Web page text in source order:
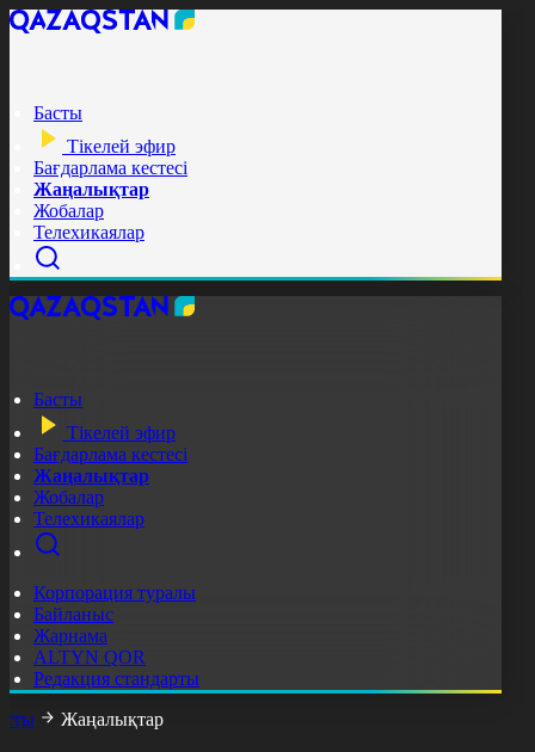
Басты
Тікелей эфир
Бағдарлама кестесі
Жаңалықтар
Жобалар
Телехикаялар
Басты
Тікелей эфир
Бағдарлама кестесі
Жаңалықтар
Жобалар
Телехикаялар
Корпорация туралы
Байланыс
Жарнама
ALTYN QOR
Редакция стандарты
Жаңалықтар